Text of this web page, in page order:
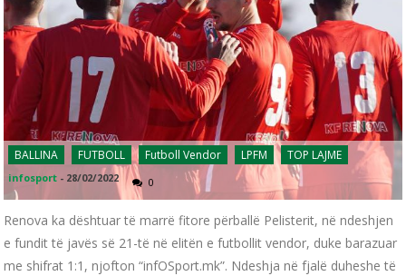
BALLINA FUTBOLL Futboll Vendor LPFM TOP LAJME
infosport - 28/02/2022 0
Renova ka dështuar të marrë fitore përballë Pelisterit, në ndeshjen
e fundit të javës së 21-të në elitën e futbollit vendor, duke barazuar
me shifrat 1:1, njofton “infOSport.mk”. Ndeshja në fjalë duheshe të